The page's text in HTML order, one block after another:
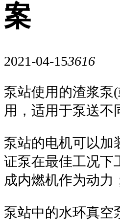
案
2021-04-153616
泵站使用的渣浆泵
用，适用于泵送不
泵站的电机可以加
证泵在最佳工况下
成内燃机作为动力
泵站中的水环真空